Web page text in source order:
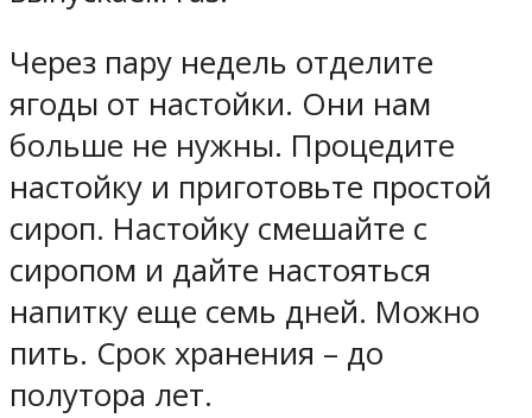
Через пару недель отделите
ягоды от настойки. Они нам
больше не нужны. Процедите
настойку и приготовьте простой
сироп. Настойку смешайте с
сиропом и дайте настояться
напитку еще семь дней. Можно
пить. Срок хранения – до
полутора лет.